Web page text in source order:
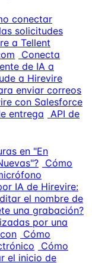
conectar
solicitudes
a Tellent
Conecta
de IA a
a Hirevire
enviar correos
con Salesforce
entrega API de
en "En
Cómo
IA de Hirevire:
el nombre de
una grabación?
por una
Cómo
Cómo
el inicio de